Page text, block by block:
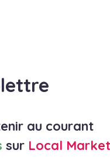
au courant
sur Local Market